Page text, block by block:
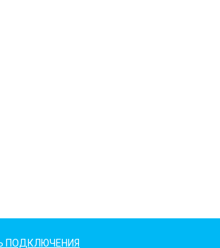
ПОДКЛЮЧЕНИЯ